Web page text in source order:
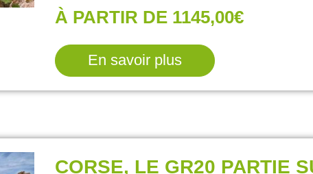
À PARTIR DE 1145,00€
En savoir plus
CORSE, LE GR20 PARTIE